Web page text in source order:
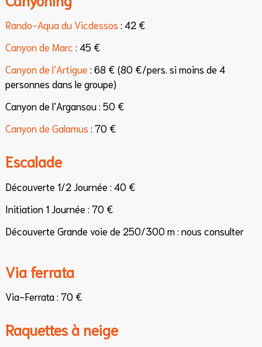
Rando-Aqua du Vicdessos: 42 €
Canyon de Marc : 45 €
Canyon de l’Artigue : 68 € (80 €/pers. si moins de 4
personnes dans le groupe)
Canyon de l’Argansou : 50 €
Canyon de Galamus: 70 €
Escalade
Découverte 1/2 Journée : 40 €
Initiation 1 Journée : 70 €
Découverte Grande voie de 250/300 m : nous consulter
Via ferrata
Via-­Ferrata : 70 €
Raquettes à neige